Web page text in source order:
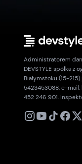
Administratorem
DEVSTYLE spółka
Białymstoku (15-
5423453088. e-mail:
452 246 901.
X